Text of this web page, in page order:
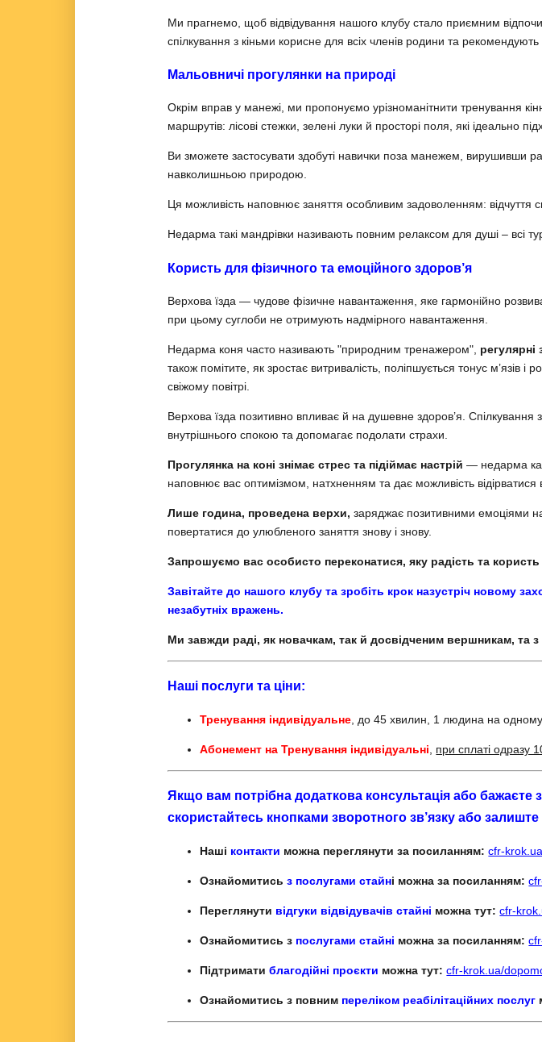
Ми прагнемо, щоб відвідування нашого клубу стало приємним
спілкування з кіньми корисне для всіх членів родини та
Мальовничі прогулянки на природі
Окрім вправ у манежі, ми пропонуємо урізноманітнити тренування
маршрутів: лісові стежки, зелені луки й просторі поля, які ідеально
Ви зможете застосувати здобуті навички поза манежем, вирушивши
навколишньою природою.
Ця можливість наповнює заняття особливим задоволенням: відчуття
Недарма такі мандрівки називають повним релаксом для душі – всі
Користь для фізичного та емоційного здоров’я
Верхова їзда — чудове фізичне навантаження, яке гармонійно
при цьому суглоби не отримують надмірного навантаження.
Недарма коня часто називають "природним тренажером",
також помітите, як зростає витривалість, поліпшується тонус
свіжому повітрі.
Верхова їзда позитивно впливає й на душевне здоров’я. Спілкування
внутрішнього спокою та допомагає подолати страхи.
Прогулянка на коні знімає стрес та підіймає настрій — недарма
наповнює вас оптимізмом, натхненням та дає можливість відірватися
Лише година, проведена верхи, заряджає позитивними емоціями
повертатися до улюбленого заняття знову і знову.
Запрошуємо вас особисто переконатися, яку радість та
Завітайте до нашого клубу та зробіть крок назустріч новому
незабутніх вражень.
Ми завжди раді, як новачкам, так й досвідченим вершникам, та з
Наші послуги та ціни:
Тренування індивідуальне , до 45 хвилин, 1 людина на одному
Абонемент на Тренування індивідуальні при сплаті одразу
Якщо вам потрібна додаткова консультація або
скористайтесь кнопками зворотного зв’язку або
Наші контакти можна переглянути за посиланням: cfr-
Ознайомитисьз послугами стайні можна за посиланням:
Переглянути відгуки відвідувачів стайні можна тут: cfr-
Ознайомитись з послугами стайні можна за посиланням:
Підтриматиблагодійні проєкти можна тут:cfr-krok.ua/
Ознайомитись з повним переліком реабілітаційних послуг